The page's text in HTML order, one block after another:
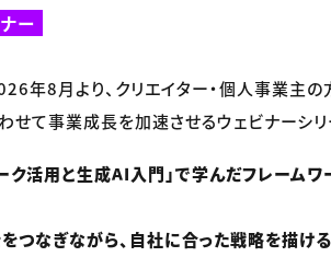
ー
年8月より、クリエイター・個人事業主
せて事業成長を加速させるウェビナーシリ
ク活用と生成AI入門」で学んだフレーム
つなぎながら、自社に合った戦略を描け